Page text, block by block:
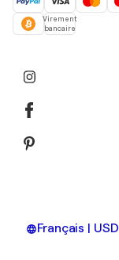
Virement
bancaire
Français | USD